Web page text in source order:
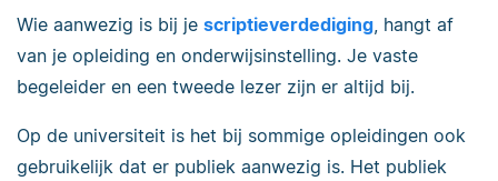
Wie aanwezig is bij je scriptieverdediging, hangt af
van je opleiding en onderwijsinstelling. Je vaste
begeleider en een tweede lezer zijn er altijd bij.
Op de universiteit is het bij sommige opleidingen ook
gebruikelijk dat er publiek aanwezig is. Het publiek